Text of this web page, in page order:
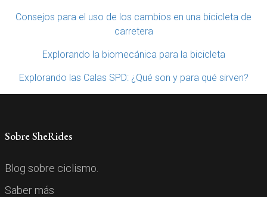
Consejos para el uso de los cambios en una bicicleta de
carretera
Explorando la biomecánica para la bicicleta
Explorando las Calas SPD: ¿Qué son y para qué sirven?
Sobre SheRides
Blog sobre ciclismo.
Saber más